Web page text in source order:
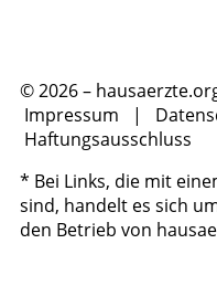
© 2026 –
Impressum |
Haftungsausschluss
* Bei Links, die mit
sind, handelt es sich
den Betrieb von